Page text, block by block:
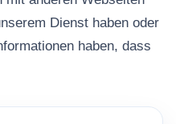
Dienst haben oder
haben, dass